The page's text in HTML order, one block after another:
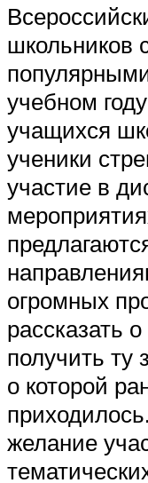
школьников
учебном
учащихся
ученики
участие в
огромных
рассказать
получить ту
о которой
желание